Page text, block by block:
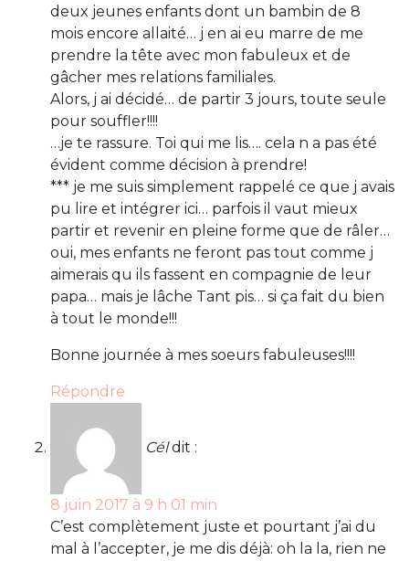
deux jeunes enfants dont un bambin de 8
mois encore allaité… j en ai eu marre de me
prendre la tête avec mon fabuleux et de
gâcher mes relations familiales.
Alors, j ai décidé… de partir 3 jours, toute seule
pour souffler!!!!
…je te rassure. Toi qui me lis…. cela n a pas été
évident comme décision à prendre!
*** je me suis simplement rappelé ce que j avais
pu lire et intégrer ici… parfois il vaut mieux
partir et revenir en pleine forme que de râler…
oui, mes enfants ne feront pas tout comme j
aimerais qu ils fassent en compagnie de leur
papa… mais je lâche Tant pis… si ça fait du bien
à tout le monde!!!
Bonne journée à mes soeurs fabuleuses!!!!
Répondre
Cél dit :
8 juin 2017 à 9 h 01 min
C’est complètement juste et pourtant j’ai du
mal à l’accepter, je me dis déjà: oh la la, rien ne